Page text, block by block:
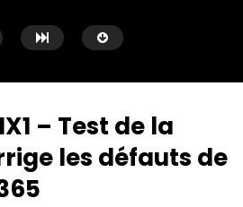
Watch Later
– Test de la
les défauts de